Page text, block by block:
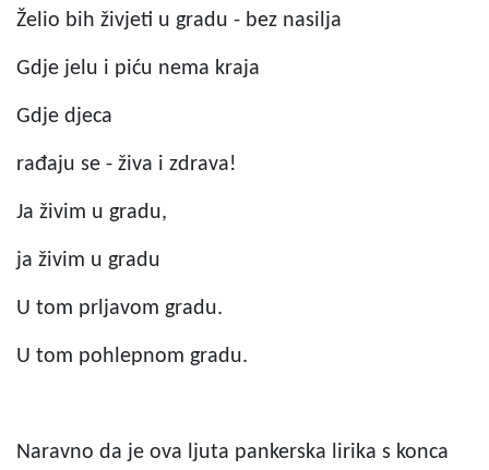
Želio bih živjeti u gradu - bez nasilja
Gdje jelu i piću nema kraja
Gdje djeca
rađaju se - živa i zdrava!
Ja živim u gradu,
ja živim u gradu
U tom prljavom gradu.
U tom pohlepnom gradu.
Naravno da je ova ljuta pankerska lirika s konca